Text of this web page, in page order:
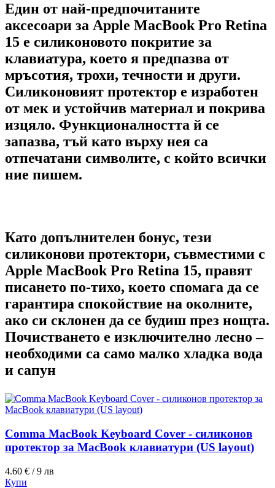
Един от най-предпочитаните
аксесоари за Apple MacBook Pro Retina
15 е силиконовото покритие за
клавиатура, което я предпазва от
мръсотия, трохи, течности и други.
Силиконовият протектор е изработен
от мек и устойчив материал и покрива
изцяло. Функционалността й се
запазва, тъй като върху нея са
отпечатани символите, с който всички
ние пишем.
Като допълнителен бонус, тези
силиконови протектори, съвместими с
Apple MacBook Pro Retina 15, правят
писането по-тихо, което спомага да се
гарантира спокойствие на околните,
ако си склонен да се будиш през нощта.
Почистването е изключително лесно –
необходими са само малко хладка вода
и сапун
Comma MacBook Keyboard Cover - силиконов
протектор за MacBook клавиатури (US layout)
4.60 € / 9 лв
Купи